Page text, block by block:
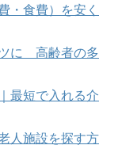
・食費）を安く
に 高齢者の多
最短で入れる介
人施設を探す方